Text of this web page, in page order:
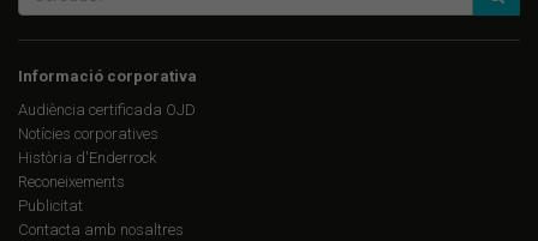
Informació corporativa
Audiència certificada OJD
Notícies corporatives
Història d'Enderrock
Reconeixements
Publicitat
Contacta amb nosaltres